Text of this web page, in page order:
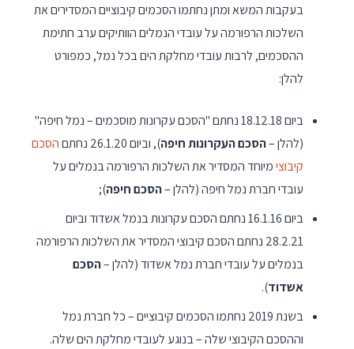
בעקבות המשא ומתן נחתמו הסכמים קיבוציים המסדירים את
השלכות הרפורמה על עובדי הנמלים הוותיקים ערב חתימת
ההסכמים, לרבות עובדי מחלקת הים בכל נמל, כמפורט
להלן:
ביום 18.12.18 נחתם "הסכם עקרונות מוסכמים – נמל חיפה"
(להלן –הסכם העקרונות חיפה), וביום 26.1.20 נחתם
הסכם
קיבוצימיוחד המסדיר את השלכות הרפורמה בנמלים על
עובדי חברת נמל חיפה (להלן –הסכם חיפה);
ביום 16.1.16 נחתם הסכם עקרונות בנמל אשדוד וביום
28.2.21 נחתם הסכם קיבוצי המסדיר את השלכות הרפורמה
בנמלים על עובדי חברת נמל אשדוד (להלן –הסכם
אשדוד).
בשנת 2019 נחתמו הסכמים קיבוציים – כל חברת נמל
וההסכם הקיבוצי שלה – בנוגע לעובדי מחלקת הים שלה.